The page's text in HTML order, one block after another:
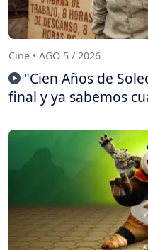
Cine • AGO 5 / 2026
"Cien Años de
final y ya sabemos